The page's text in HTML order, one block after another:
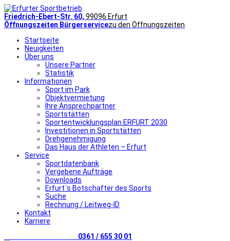
Friedrich-Ebert-Str. 60, 99096 Erfurt
Öffnungszeiten Bürgerservicezu den Öffnungszeiten
Startseite
Neuigkeiten
Über uns
Unsere Partner
Statistik
Informationen
Sport im Park
Objektvermietung
Ihre Ansprechpartner
Sportstätten
Sportentwicklungsplan ERFURT 2030
Investitionen in Sportstätten
Drehgenehmigung
Das Haus der Athleten – Erfurt
Service
Sportdatenbank
Vergebene Aufträge
Downloads
Erfurt´s Botschafter des Sports
Suche
Rechnung / Leitweg-ID
Kontakt
Karriere
0361 / 655 30 01